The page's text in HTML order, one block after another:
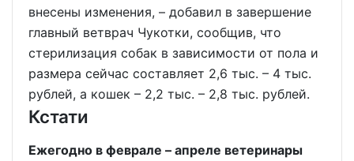
внесены изменения, – добавил в завершение
главный ветврач Чукотки, сообщив, что
стерилизация собак в зависимости от пола и
размера сейчас составляет 2,6 тыс. – 4 тыс.
рублей, а кошек – 2,2 тыс. – 2,8 тыс. рублей.
Кстати
Ежегодно в феврале – апреле ветеринары